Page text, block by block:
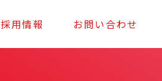
採用情報 お問い合わせ